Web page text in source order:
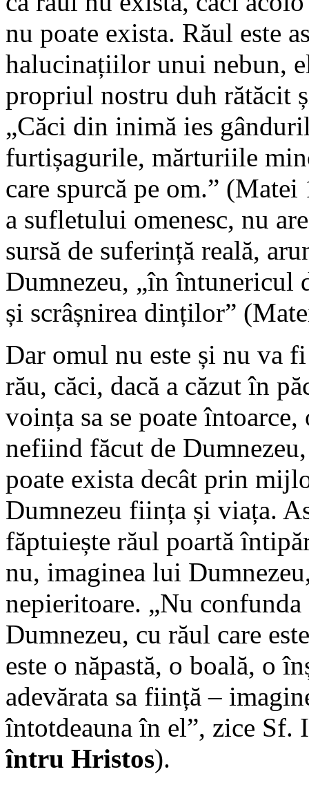
nu poate exista. Răul este
halucinațiilor unui nebun,
propriul nostru duh rătăcit
„Căci din inimă ies
furtișagurile, mărturiile
care spurcă pe om.”
a sufletului omenesc, nu
sursă de suferință reală,
Dumnezeu, „în întunericul
și scrâșnirea dinților”
Dar omul nu este și nu va
rău, căci, dacă a căzut în
voința sa se poate
nefiind făcut de
poate exista decât prin
Dumnezeu ființa și viața.
făptuiește răul poartă
nu, imaginea lui
nepieritoare. „Nu
Dumnezeu, cu răul care
este o năpastă, o boală, o
adevărata sa ființă –
întotdeauna în el”, zice Sf.
întru Hristos).